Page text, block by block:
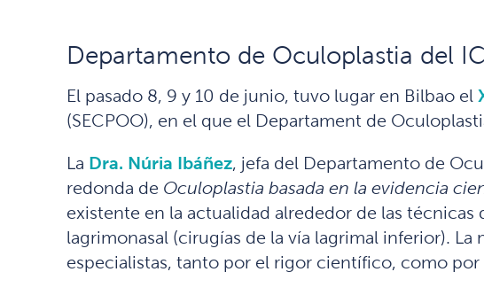
Departamento de Oculoplastia del
El pasado 8, 9 y 10 de junio, tuvo lugar en Bilbao el
(SECPOO), en el que el Departament de
La Dra. Núria Ibáñez, jefa del Departamento de
redonda de Oculoplastia basada en la evidencia
existente en la actualidad alrededor de las
lagrimonasal (cirugías de la vía lagrimal inferior).
especialistas, tanto por el rigor científico, como